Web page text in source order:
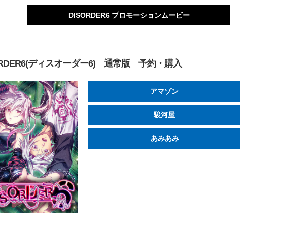
DISORDER6 プロモーションムービー
ディスオーダー6) 通常版 予約・購入
アマゾン
駿河屋
あみあみ